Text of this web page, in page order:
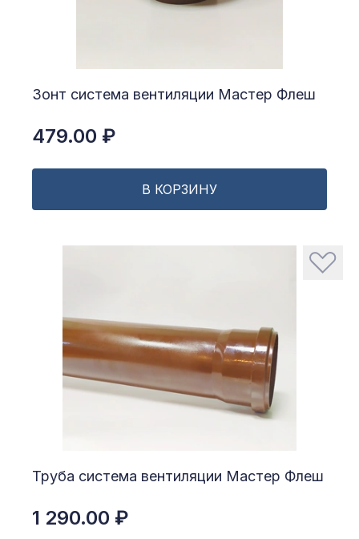
Зонт система вентиляции Мастер Флеш
479.00 ₽
В КОРЗИНУ
Труба система вентиляции Мастер Флеш
1 290.00 ₽